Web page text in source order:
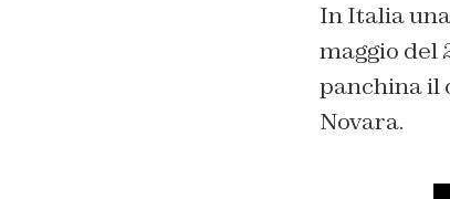
In Italia
maggio del
panchina il
Novara.